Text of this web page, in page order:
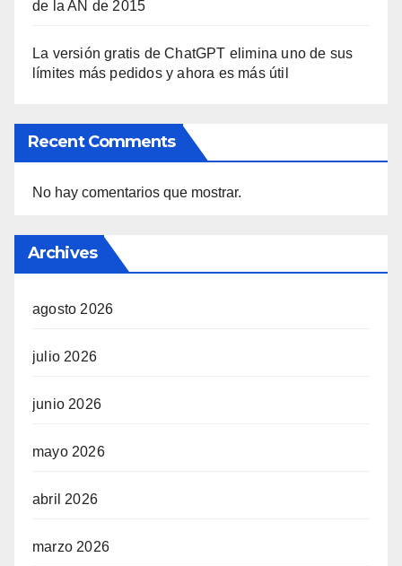
de la AN de 2015
La versión gratis de ChatGPT elimina uno de sus
límites más pedidos y ahora es más útil
Recent Comments
No hay comentarios que mostrar.
Archives
agosto 2026
julio 2026
junio 2026
mayo 2026
abril 2026
marzo 2026